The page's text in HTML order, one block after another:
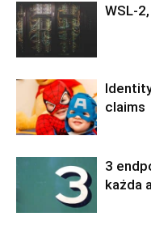
WSL-
claims
3
każda